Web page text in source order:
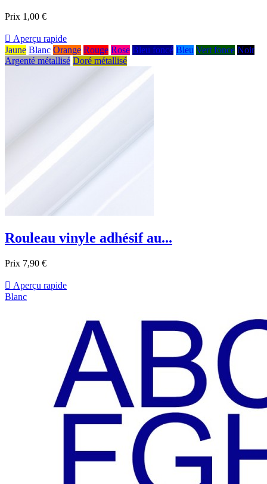
Prix 1,00 €
 Aperçu rapide
Jaune Blanc Orange Rouge Rose Bleu foncé Bleu Vert fonce Noir
Argenté métallisé Doré métallisé
Rouleau vinyle adhésif au...
Prix 7,90 €
 Aperçu rapide
Blanc